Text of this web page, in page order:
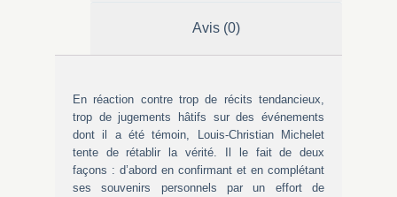
Avis (0)
En réaction contre trop de récits tendancieux,
trop de jugements hâtifs sur des événements
dont il a été témoin, Louis-Christian Michelet
tente de rétablir la vérité. Il le fait de deux
façons : d’abord en confirmant et en complétant
ses souvenirs personnels par un effort de